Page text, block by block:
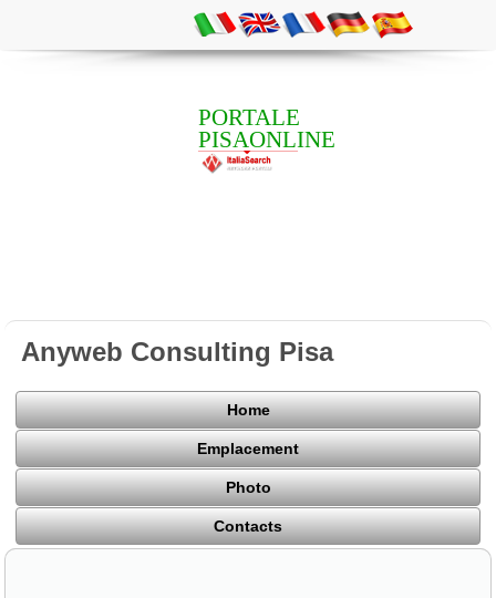
PORTALE
PISAONLINE
Anyweb Consulting Pisa
Home
Emplacement
Photo
Contacts